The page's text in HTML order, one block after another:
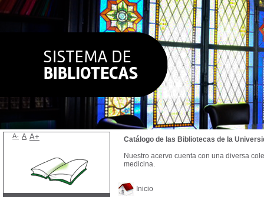
Inicio
Catálogo de las Bibliotecas de la
Nuestro acervo cuenta con una diversa
medicina.
A- A A+